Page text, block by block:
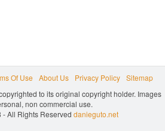
Of Use About Us Privacy Policy
Sitemap
to its original copyright holder. Images
non commercial use.
All Rights Reserved danieguto.net